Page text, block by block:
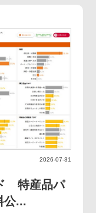
2026-07-31
特産品パ
公...